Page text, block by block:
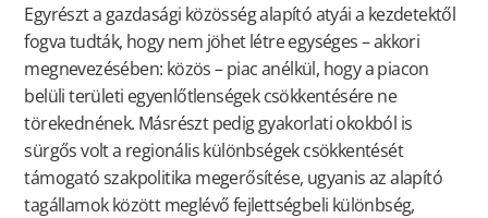
Egyrészt a gazdasági közösség alapító atyái a kezdetektől
fogva tudták, hogy nem jöhet létre egységes – akkori
megnevezésében: közös – piac anélkül, hogy a piacon
belüli területi egyenlőtlenségek csökkentésére ne
törekednének. Másrészt pedig gyakorlati okokból is
sürgős volt a regionális különbségek csökkentését
támogató szakpolitika megerősítése, ugyanis az alapító
tagállamok között meglévő fejlettségbeli különbség,